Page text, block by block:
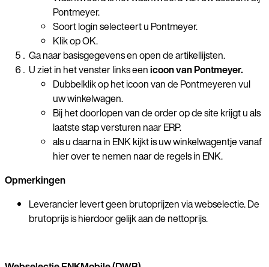
Pontmeyer.
Soort login selecteert u Pontmeyer.
Klik op OK.
Ga naar basisgegevens en open de artikellijsten.
U ziet in het venster links eenicoon van Pontmeyer.
Dubbelklik op het icoon van de Pontmeyeren vul
uw winkelwagen.
Bij het doorlopen van de order op de site krijgt u als
laatste stap versturen naar ERP.
als u daarna in ENK kijkt is uw winkelwagentje vanaf
hier over te nemen naar de regels in ENK.
Opmerkingen
Leverancier levert geen brutoprijzen via webselectie. De
brutoprijs is hierdoor gelijk aan de nettoprijs.